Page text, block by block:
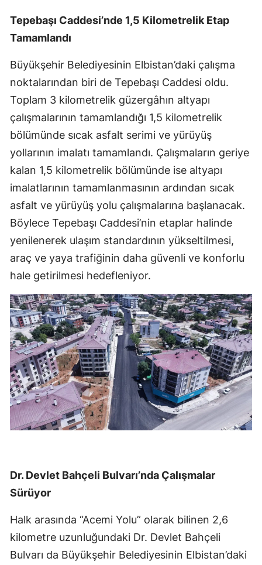
Tepebaşı Caddesi’nde 1,5 Kilometrelik Etap
Tamamlandı
Büyükşehir Belediyesinin Elbistan’daki çalışma
noktalarından biri de Tepebaşı Caddesi oldu.
Toplam 3 kilometrelik güzergâhın altyapı
çalışmalarının tamamlandığı 1,5 kilometrelik
bölümünde sıcak asfalt serimi ve yürüyüş
yollarının imalatı tamamlandı. Çalışmaların geriye
kalan 1,5 kilometrelik bölümünde ise altyapı
imalatlarının tamamlanmasının ardından sıcak
asfalt ve yürüyüş yolu çalışmalarına başlanacak.
Böylece Tepebaşı Caddesi’nin etaplar halinde
yenilenerek ulaşım standardının yükseltilmesi,
araç ve yaya trafiğinin daha güvenli ve konforlu
hale getirilmesi hedefleniyor.
Dr. Devlet Bahçeli Bulvarı’nda Çalışmalar
Sürüyor
Halk arasında “Acemi Yolu” olarak bilinen 2,6
kilometre uzunluğundaki Dr. Devlet Bahçeli
Bulvarı da Büyükşehir Belediyesinin Elbistan’daki